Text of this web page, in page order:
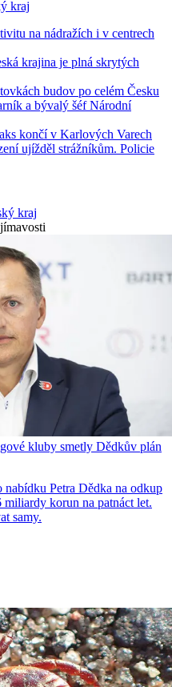
kraj
na nádražích i v centrech
krajina je plná skrytých
budov po celém Česku
a bývalý šéf Národní
končí v Karlových Varech
ujížděl strážníkům. Policie
kraj
kluby smetly Dědkův plán
Petra Dědka na odkup
korun na patnáct let.
samy.